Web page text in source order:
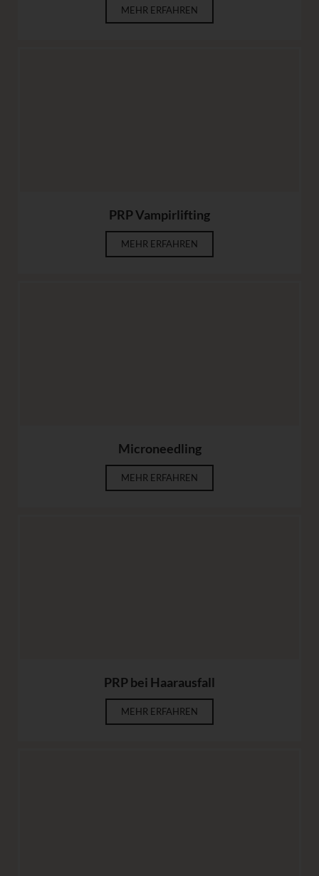
MEHR ERFAHREN
PRP Vampirlifting
MEHR ERFAHREN
Microneedling
MEHR ERFAHREN
PRP bei Haarausfall
MEHR ERFAHREN